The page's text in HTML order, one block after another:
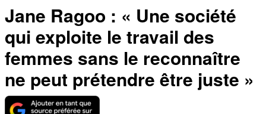
Jane Ragoo : « Une société
qui exploite le travail des
femmes sans le reconnaître
ne peut prétendre être juste »